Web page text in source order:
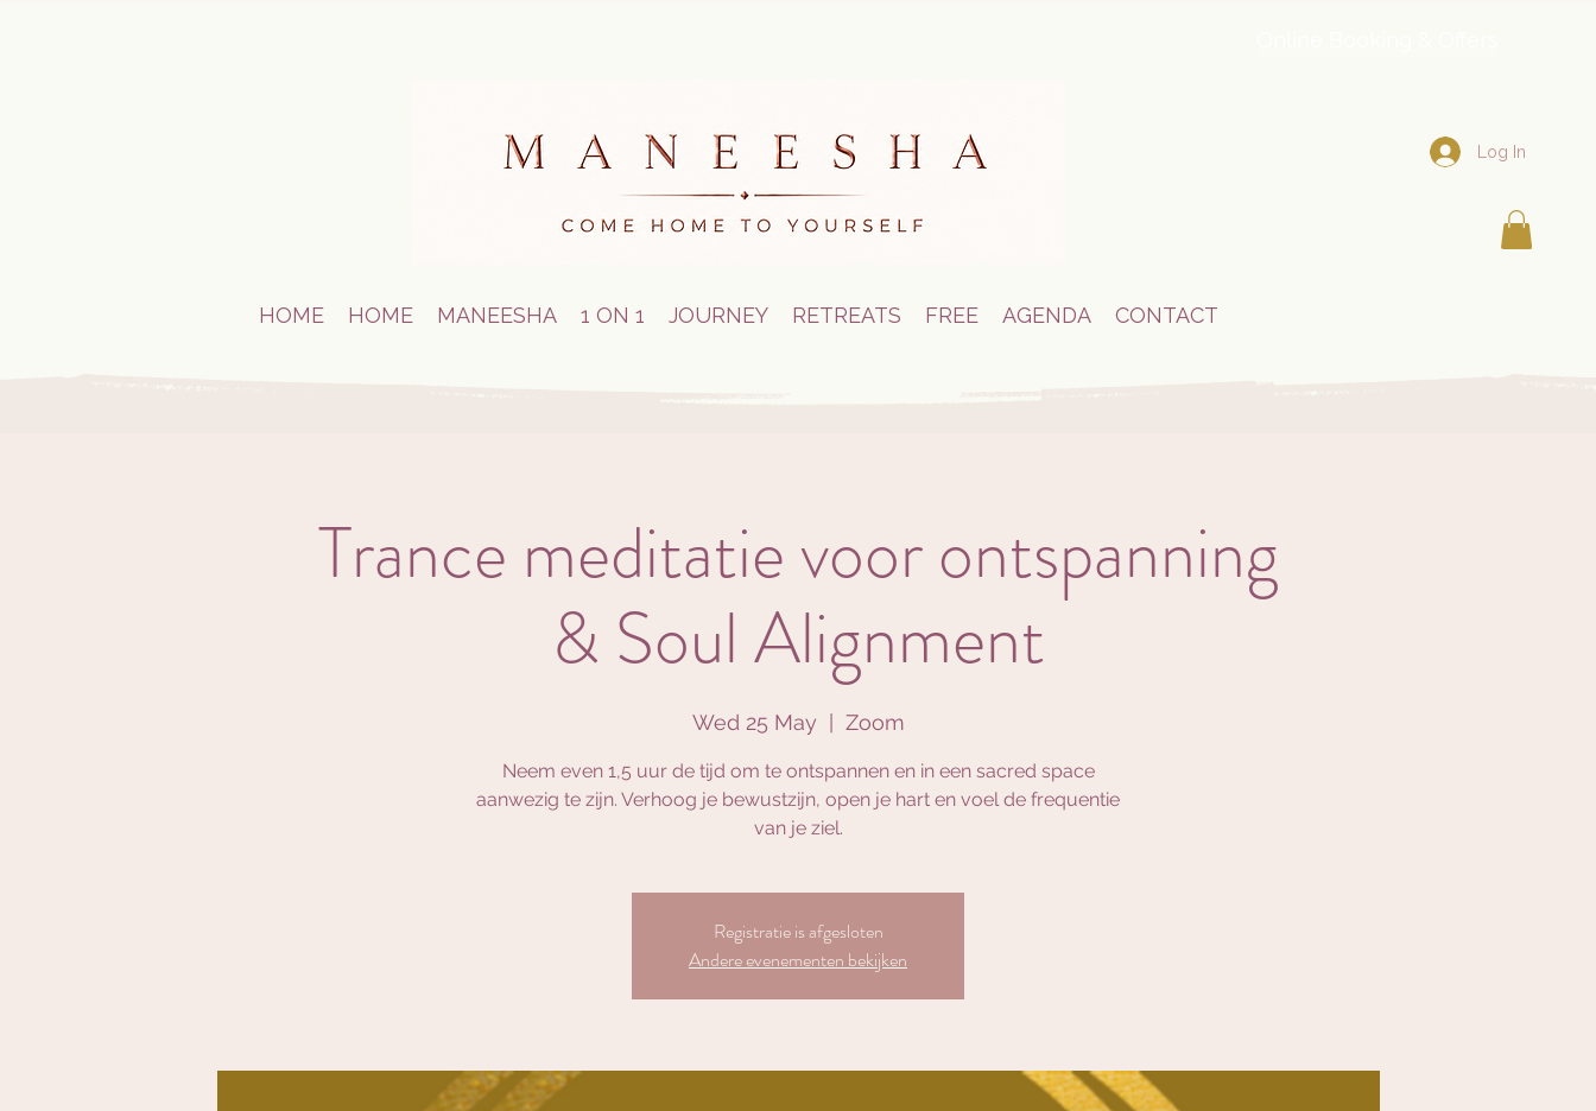
Log In
HOME HOME MANEESHA 1 ON 1 JOURNEY RETREATS FREE AGENDA CONTACT
Trance meditatie voor ontspanning
& Soul Alignment
Wed 25 May Zoom
Neem even 1,5 uur de tijd om te ontspannen en in een sacred space
aanwezig te zijn. Verhoog je bewustzijn, open je hart en voel de frequentie
van je ziel.
Registratie is afgesloten
Andere evenementen bekijken